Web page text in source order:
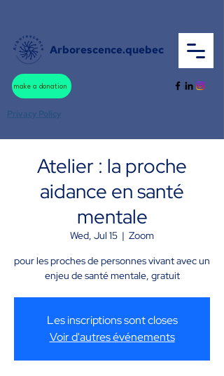
Arborescence.quebec
make a donation
Privacy Policy
Atelier : la proche
aidance en santé
mentale
Wed, Jul 15
  |
Zoom
pour les proches de personnes vivant avec un
enjeu de santé mentale, gratuit
Les inscriptions sont closes
Voir d'autres événements